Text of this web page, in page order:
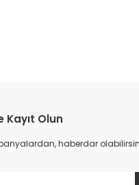
Kayıt Olun
haberdar